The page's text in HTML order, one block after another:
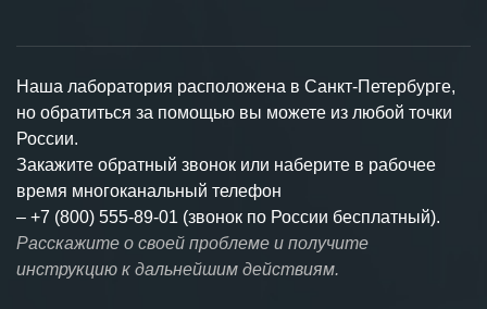
Наша лаборатория расположена в Санкт-Петербурге,
но обратиться за помощью вы можете из любой точки
России.
Закажите обратный звонок или наберите в рабочее
время многоканальный телефон
– +7 (800) 555-89-01 (звонок по России бесплатный).
Расскажите о своей проблеме и получите
инструкцию к дальнейшим действиям.